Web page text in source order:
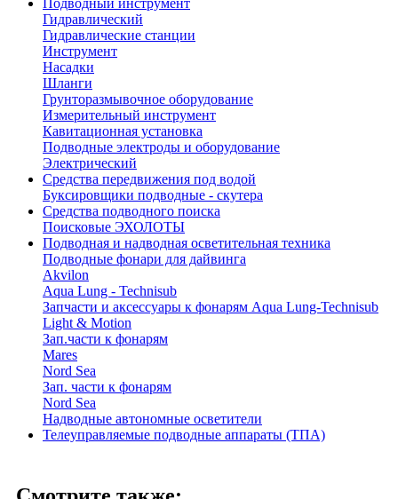
Подводный инструмент
Гидравлический
Гидравлические станции
Инструмент
Насадки
Шланги
Грунторазмывочное оборудование
Измерительный инструмент
Кавитационная установка
Подводные электроды и оборудование
Электрический
Средства передвижения под водой
Буксировщики подводные - скутера
Средства подводного поиска
Поисковые ЭХОЛОТЫ
Подводная и надводная осветительная техника
Подводные фонари для дайвинга
Akvilon
Aqua Lung - Technisub
Запчасти и аксессуары к фонарям Aqua Lung-Technisub
Light & Motion
Зап.части к фонарям
Mares
Nord Sea
Зап. части к фонарям
Nord Sea
Надводные автономные осветители
Телеуправляемые подводные аппараты (ТПА)